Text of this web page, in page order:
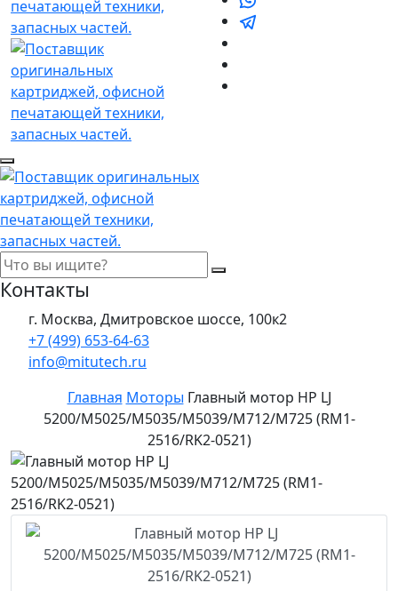
Контакты
г. Москва, Дмитровское шоссе, 100к2
+7 (499) 653-64-63
info@mitutech.ru
Главная Моторы Главный мотор HP LJ
5200/M5025/M5035/M5039/M712/M725 (RM1-
2516/RK2-0521)